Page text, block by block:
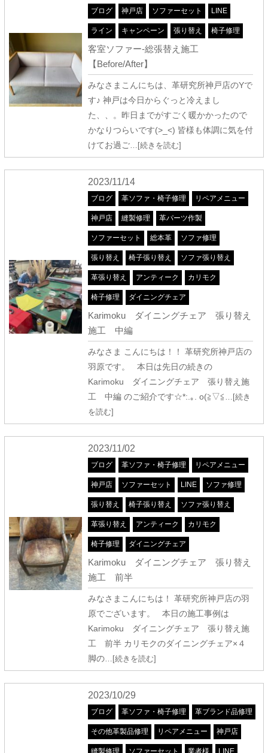
ブログ 神戸店 ソファーセット LINE
ライン キャンペーン 張り替え 椅子修理
客室ソファー-総張替え施工
【Before/After】
みなさまこんにちは、革研究所神戸店のYで
す♪ 神戸は今日からぐっと冷えまし
た、、。昨日までがすごく暖かかったので
かなりつらいです(>_<) 皆様も体調に気を付
けてお過ご…[続きを読む]
2023/11/14
ブログ 革ソファ・椅子修理 リペアメニュー
神戸店 縫製修理 革パーツ作製
ソファーセット 総本革 ソファ修理
張り替え 椅子張り替え ソファ張り替え
革張り替え アンティーク カリモク
椅子修理 ダイニングチェア
Karimoku ダイニングチェア 張り替え
施工 中編
みなさま こんにちは！！ 革研究所神戸店の
羽原です。 本日は先日の続きの
Karimoku ダイニングチェア 張り替え施
工 中編 のご紹介です☆*:.｡. o(≧▽≦ …[続き
を読む]
2023/11/02
ブログ 革ソファ・椅子修理 リペアメニュー
神戸店 ソファーセット LINE ソファ修理
張り替え 椅子張り替え ソファ張り替え
革張り替え アンティーク カリモク
椅子修理 ダイニングチェア
Karimoku ダイニングチェア 張り替え
施工 前半
みなさまこんにちは！ 革研究所神戸店の羽
原でございます。 本日の施工事例は
Karimoku ダイニングチェア 張り替え施
工 前半 カリモクのダイニングチェア×４
脚の…[続きを読む]
2023/10/29
ブログ 革ソファ・椅子修理 革ブランド品修理
その他革製品修理 リペアメニュー 神戸店
縫製修理 ソファーセット 業者様 LINE